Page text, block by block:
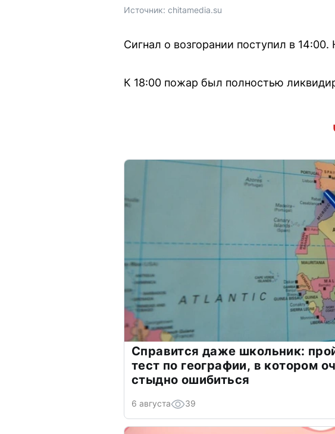
Источник: chitamedia.su
Сигнал о возгорании поступил в
К 18:00 пожар был полностью
Справится даже школьник:
тест по географии, в котором
стыдно ошибиться
6 августа 39